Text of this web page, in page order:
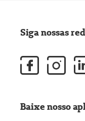
Siga nossas
Baixe nosso